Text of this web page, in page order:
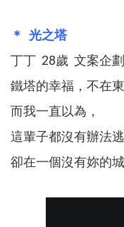
＊ 光之塔
丁丁 28歲 文案企劃
鐵塔的幸福，不在
而我一直以為，
這輩子都沒有辦法
卻在一個沒有妳的